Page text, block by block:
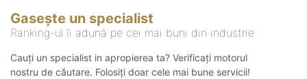
Gasește un specialist
Ranking-ul îi adună pe cei mai buni din industrie
Cauți un specialist in apropierea ta? Verificați motorul
nostru de căutare. Folosiți doar cele mai bune servicii!